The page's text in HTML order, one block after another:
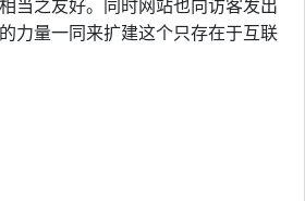
当之友好。同时网站也向访客发出
力量一同来扩建这个只存在于互联